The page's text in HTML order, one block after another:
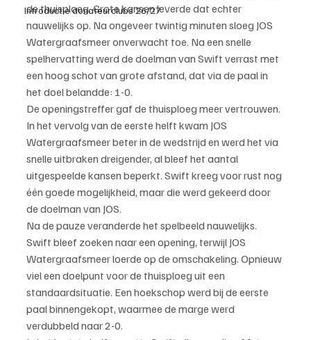
Introductie donateurclubs 26/27
de thuisploeg. Grote kansen leverde dat echter
nauwelijks op. Na ongeveer twintig minuten sloeg JOS
Watergraafsmeer onverwacht toe. Na een snelle
spelhervatting werd de doelman van Swift verrast met
een hoog schot van grote afstand, dat via de paal in
het doel belandde: 1-0.
De openingstreffer gaf de thuisploeg meer vertrouwen.
In het vervolg van de eerste helft kwam JOS
Watergraafsmeer beter in de wedstrijd en werd het via
snelle uitbraken dreigender, al bleef het aantal
uitgespeelde kansen beperkt. Swift kreeg voor rust nog
één goede mogelijkheid, maar die werd gekeerd door
de doelman van JOS.
Na de pauze veranderde het spelbeeld nauwelijks.
Swift bleef zoeken naar een opening, terwijl JOS
Watergraafsmeer loerde op de omschakeling. Opnieuw
viel een doelpunt voor de thuisploeg uit een
standaardsituatie. Een hoekschop werd bij de eerste
paal binnengekopt, waarmee de marge werd
verdubbeld naar 2-0.